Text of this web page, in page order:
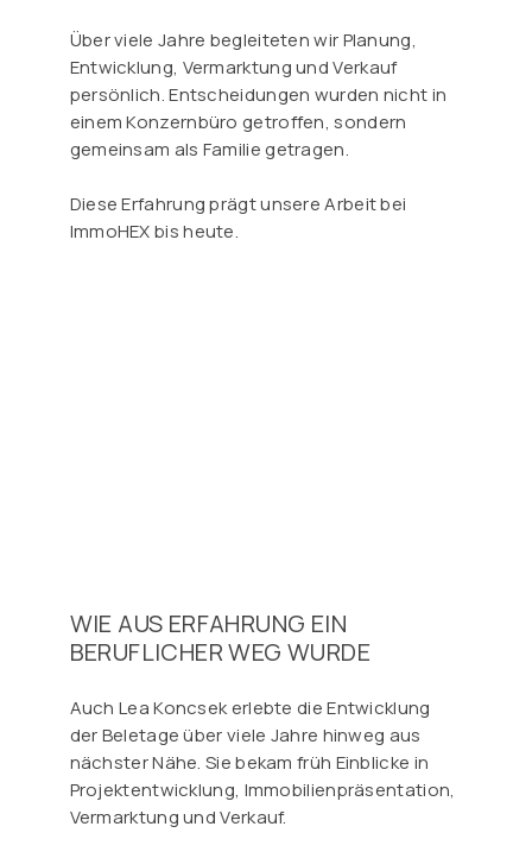
WIE AUS ERFAHRUNG EIN
BERUFLICHER WEG WURDE
Auch Lea Koncsek erlebte die Entwicklung
der Beletage über viele Jahre hinweg aus
nächster Nähe. Sie bekam früh Einblicke in
Projektentwicklung, Immobilienpräsentation,
Vermarktung und Verkauf.
Über viele Jahre begleiteten wir Planung,
Entwicklung, Vermarktung und Verkauf
persönlich. Entscheidungen wurden nicht in
einem Konzernbüro getroffen, sondern
gemeinsam als Familie getragen.
Diese Erfahrung prägt unsere Arbeit bei
ImmoHEX bis heute.